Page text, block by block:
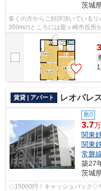
茨城
多くの方からご好評頂いている
350mのところには龍ヶ崎市役所
です。使い勝手の良いアパートで
賃貸 | アパート レオパレ
敷0
3.7
関東
関東
常磐
築27
茨城
◇15000円！キャッシュバック◇